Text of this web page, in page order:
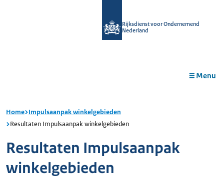
Rijksdienst voor Ondernemend
Nederland
Menu
Home Impulsaanpak winkelgebieden
Resultaten Impulsaanpak winkelgebieden
Resultaten Impulsaanpak
winkelgebieden